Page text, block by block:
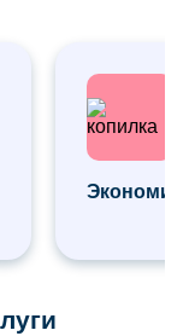
Экономия